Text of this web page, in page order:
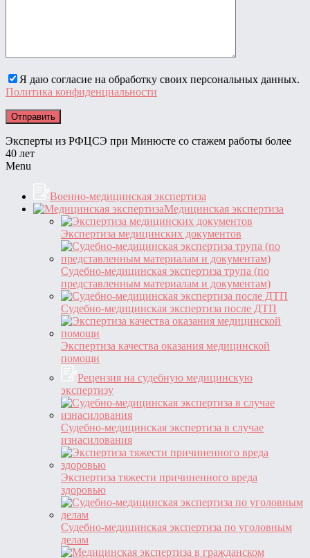
Я даю согласие на обработку своих персональных данных.
Политика конфиденциальности
Эксперты из РФЦСЭ при Минюсте со стажем работы более
40 лет
Menu
Военно-медицинская экспертиза
Медицинская экспертиза
Экспертиза медицинских документов
Судебно-медицинская экспертиза трупа (по
представленным материалам и документам)
Судебно-медицинская экспертиза после ДТП
Экспертиза качества оказания медицинской
помощи
Рецензия на судебную медицинскую
экспертизу
Судебно-медицинская экспертиза в случае
изнасилования
Экспертиза тяжести причиненного вреда
здоровью
Судебно-медицинская экспертиза по уголовным
делам